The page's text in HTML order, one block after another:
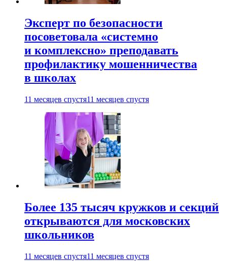
Эксперт по безопасности
посоветовала «системно
и комплексно» преподавать
профилактику мошенничества
в школах
11 месяцев спустя11 месяцев спустя
Более 135 тысяч кружков и секций
открываются для московских
школьников
11 месяцев спустя11 месяцев спустя